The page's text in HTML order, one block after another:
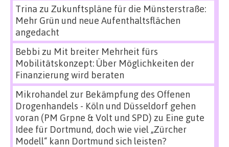
Trina zu Zukunftspläne für die Münsterstraße:
Mehr Grün und neue Aufenthaltsflächen
angedacht
Bebbi zu Mit breiter Mehrheit fürs
Mobilitätskonzept: Über Möglichkeiten der
Finanzierung wird beraten
Mikrohandel zur Bekämpfung des Offenen
Drogenhandels - Köln und Düsseldorf gehen
voran (PM Grpne & Volt und SPD) zu Eine gute
Idee für Dortmund, doch wie viel „Zürcher
Modell“ kann Dortmund sich leisten?